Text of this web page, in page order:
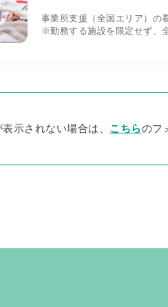
事業所支援（全国エリア）の
※勤務する施設を限定せず、
示されない場合は、 こちらのフ